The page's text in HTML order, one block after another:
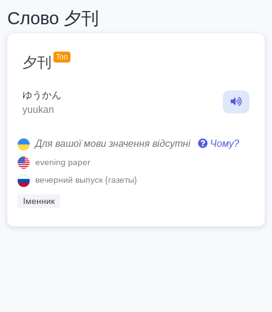
Слово 夕刊
夕刊 Топ
ゆうかん
yuukan
Для вашої мови значення відсутні Чому?
evening paper
вечерний выпуск {газеты}
Іменник